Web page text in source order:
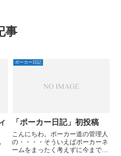
事
ポーカー日記
「ポーカー日記」初投稿
こんにちわ。ポーカー道の管理人
の・・・・そういえばポーカーネ
ームをまったく考えずに今までポ